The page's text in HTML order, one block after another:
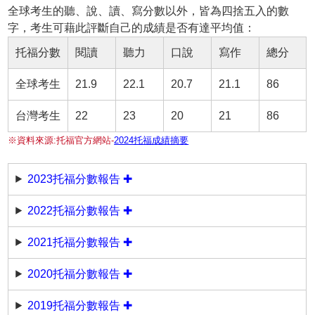
全球考生的聽、說、讀、寫分數以外，皆為四捨五入的數
字，考生可藉此評斷自己的成績是否有達平均值：
托福分數 閱讀 聽力 口說 寫作 總分
全球考生 21.9 22.1 20.7 21.1 86
台灣考生 22 23 20 21 86
※資料來源:托福官方網站-2024托福成績摘要
2023托福分數報告 ✚
2022托福分數報告 ✚
2021托福分數報告 ✚
2020托福分數報告 ✚
2019托福分數報告 ✚